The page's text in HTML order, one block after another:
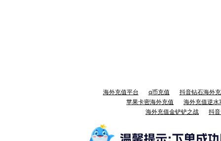
海外充值平台 q币充值
抖音钻石海外
苹果卡密海外充值
海外充值逆水
海外充值金铲铲之战
抖